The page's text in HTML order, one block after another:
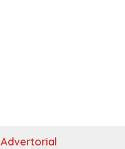
Advertorial